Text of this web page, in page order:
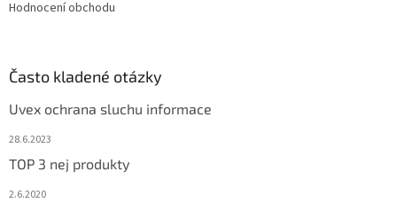
Hodnocení obchodu
Často kladené otázky
Uvex ochrana sluchu informace
28.6.2023
TOP 3 nej produkty
2.6.2020